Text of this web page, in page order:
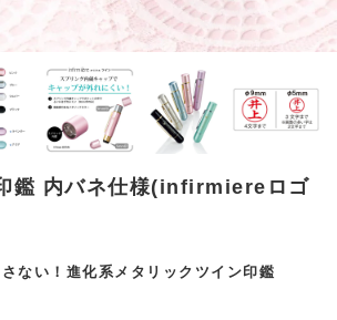
鑑 内バネ仕様(infirmiereロゴ
ない！進化系メタリックツイン印鑑